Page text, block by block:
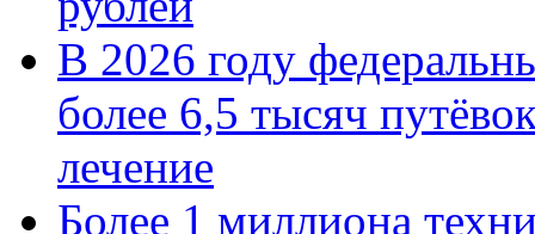
В 2026 году
более 6,5 тысяч
лечение
Более 1 миллиона